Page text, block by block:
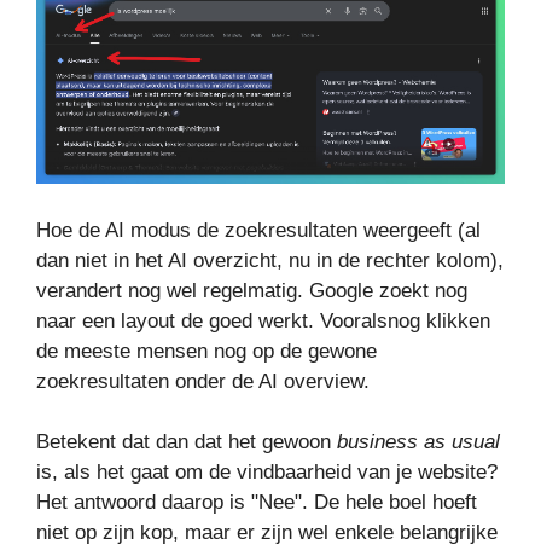
Hoe de AI modus de zoekresultaten weergeeft (al
dan niet in het AI overzicht, nu in de rechter kolom),
verandert nog wel regelmatig. Google zoekt nog
naar een layout de goed werkt. Vooralsnog klikken
de meeste mensen nog op de gewone
zoekresultaten onder de AI overview.
Betekent dat dan dat het gewoon business as usual
is, als het gaat om de vindbaarheid van je website?
Het antwoord daarop is "Nee". De hele boel hoeft
niet op zijn kop, maar er zijn wel enkele belangrijke